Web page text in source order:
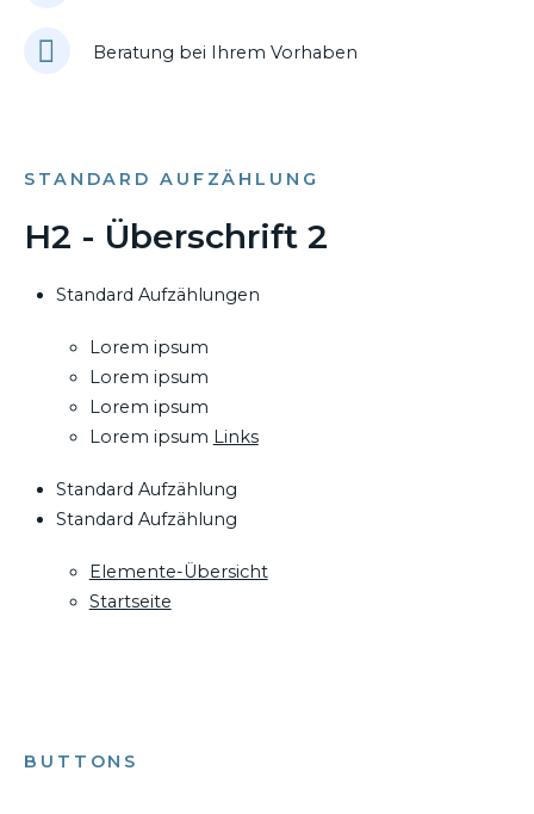
Beratung bei Ihrem Vorhaben
STANDARD AUFZÄHLUNG
H2 - Überschrift 2
Standard Aufzählungen
Lorem ipsum
Lorem ipsum
Lorem ipsum
Lorem ipsum Links
Standard Aufzählung
Standard Aufzählung
Elemente-Übersicht
Startseite
BUTTONS